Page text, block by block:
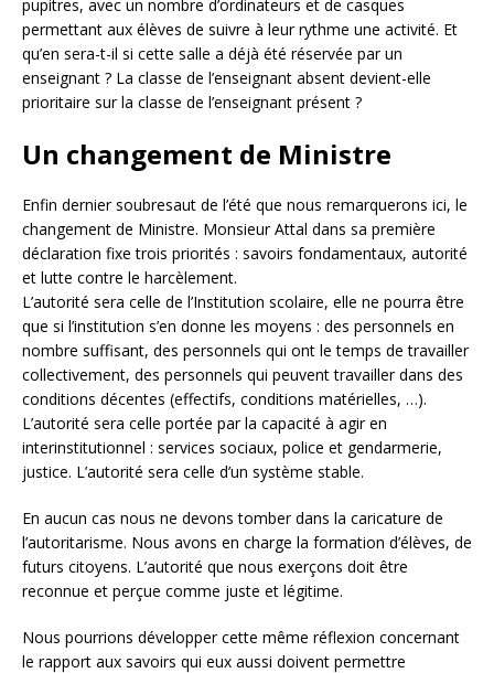
pupitres, avec un nombre d’ordinateurs et de casques
permettant aux élèves de suivre à leur rythme une activité. Et
qu’en sera-t-il si cette salle a déjà été réservée par un
enseignant ? La classe de l’enseignant absent devient-elle
prioritaire sur la classe de l’enseignant présent ?
Un changement de Ministre
Enfin dernier soubresaut de l’été que nous remarquerons ici, le
changement de Ministre. Monsieur Attal dans sa première
déclaration fixe trois priorités : savoirs fondamentaux, autorité
et lutte contre le harcèlement.
L’autorité sera celle de l’Institution scolaire, elle ne pourra être
que si l’institution s’en donne les moyens : des personnels en
nombre suffisant, des personnels qui ont le temps de travailler
collectivement, des personnels qui peuvent travailler dans des
conditions décentes (effectifs, conditions matérielles, …).
L’autorité sera celle portée par la capacité à agir en
interinstitutionnel : services sociaux, police et gendarmerie,
justice. L’autorité sera celle d’un système stable.
En aucun cas nous ne devons tomber dans la caricature de
l’autoritarisme. Nous avons en charge la formation d’élèves, de
futurs citoyens. L’autorité que nous exerçons doit être
reconnue et perçue comme juste et légitime.
Nous pourrions développer cette même réflexion concernant
le rapport aux savoirs qui eux aussi doivent permettre